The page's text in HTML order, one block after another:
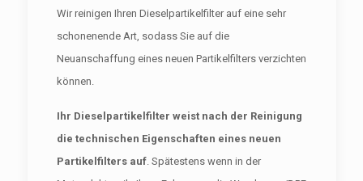
Wir reinigen Ihren Dieselpartikelfilter auf eine sehr
schonenende Art, sodass Sie auf die
Neuanschaffung eines neuen Partikelfilters verzichten
können.
Ihr Dieselpartikelfilter weist nach der Reinigung
die technischen Eigenschaften eines neuen
Partikelfilters auf. Spätestens wenn in der